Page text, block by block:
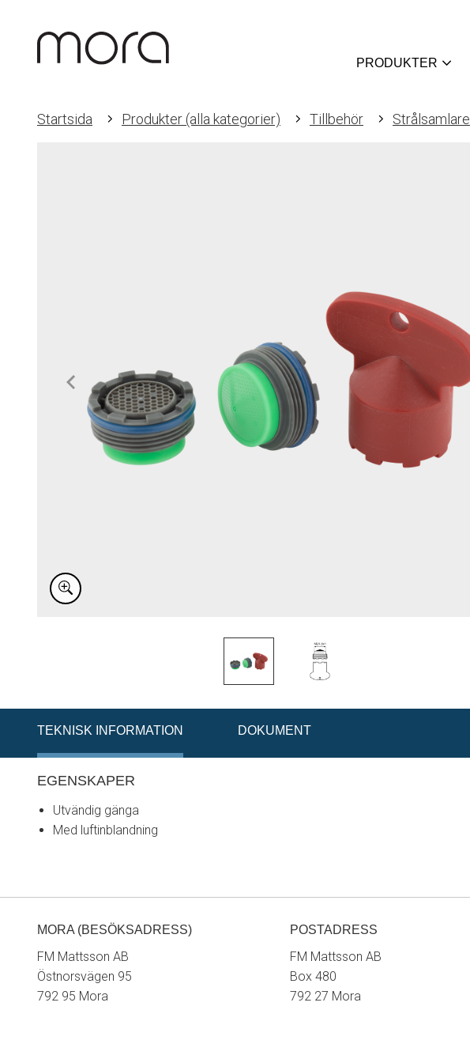
PRODUKTER
Startsida Produkter (alla kategorier) Tillbehör Strålsamlare
TEKNISK INFORMATION DOKUMENT
EGENSKAPER
Utvändig gänga
Med luftinblandning
MORA (BESÖKSADRESS)
FM Mattsson AB
Östnorsvägen 95
792 95 Mora
POSTADRESS
FM Mattsson AB
Box 480
792 27 Mora